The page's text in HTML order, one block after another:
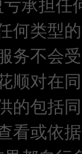
承担任
何类型
务不会
顺对在
的包括
看或依